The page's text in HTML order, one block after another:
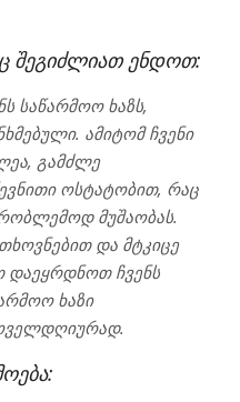
შეგიძლიათ ენდოთ:
საწარმოო ხაზს,
ამიტომ ჩვენი
გამძლე
ოსტატობით, რაც
მუშაობას.
და მტკიცე
დაეყრდნოთ ჩვენს
ხაზი